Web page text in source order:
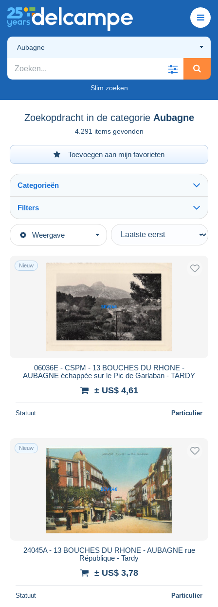
Aubagne
Slim zoeken
Zoekopdracht in de categorie Aubagne
4.291 items gevonden
Toevoegen aan mijn favorieten
Weergave
Categorieën
Topcategorieën
Europa
[13] Bouches-du-Rhône
Filters
Type verkopen
Actief
Veilingen zonder biedingen
Veilinghuizen
Verkocht
Eindigt binnen
Prijs
Gratis levering
Betaalmiddelen
PayPal
Bankoverschrijving
Visa
Mastercard
Bancontact
Woonplaats van de verkoper
Nieuw
06036E - CSPM - 13 BOUCHES DU RHONE -
AUBAGNE échappée sur le Pic de Garlaban - TARDY
± US$ 4,61
Statuut Particulier
Nieuw
24045A - 13 BOUCHES DU RHONE - AUBAGNE rue
République - Tardy
± US$ 3,78
Statuut Particulier